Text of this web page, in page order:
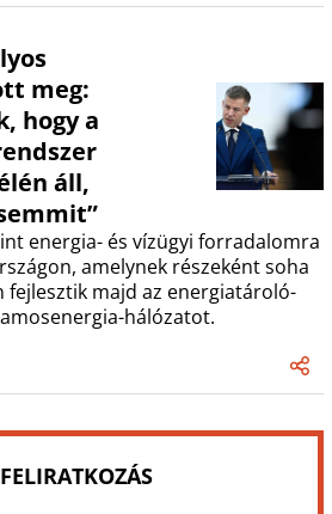
meg:
hogy a
áll,
energia- és vízügyi forradalomra
amelynek részeként soha
majd az energiatároló-
hálózatot.